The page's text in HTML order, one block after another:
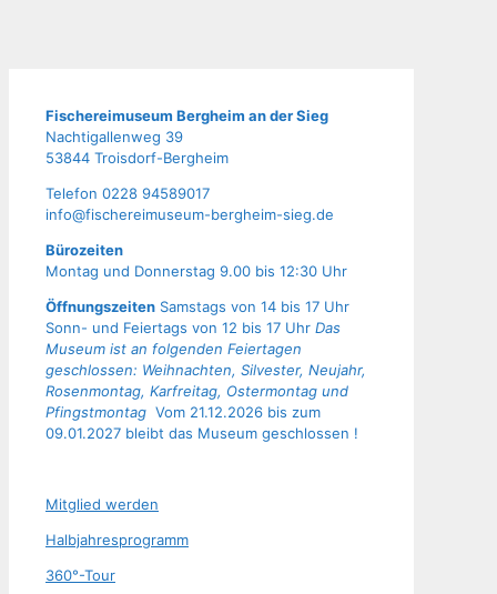
Fische­rei­mu­se­um Berg­heim an der Sieg
Nach­ti­gal­len­weg 39
53844 Troisdorf-Bergheim
Tele­fon 0228 94589017
info@fischereimuseum-bergheim-sieg.de
Büro­zei­ten
Mon­tag und Don­ners­tag 9.00 bis 12:30 Uhr
Öffnungszeiten Samstags von 14 bis 17 Uhr
Sonn- und Feiertags von 12 bis 17 Uhr Das
Museum ist an folgenden Feiertagen
geschlossen: Weihnachten, Silvester, Neujahr,
Rosenmontag, Karfreitag, Ostermontag und
Pfingstmontag Vom 21.12.2026 bis zum
09.01.2027 bleibt das Museum geschlossen !
Mit­glied werden
Halb­jah­res­pro­gramm
360°-Tour